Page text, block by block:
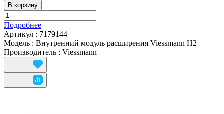
В корзину
Подробнее
Артикул : 7179144
Модель : Внутренний модуль расширения Viessmann H2
Производитель : Viessmann